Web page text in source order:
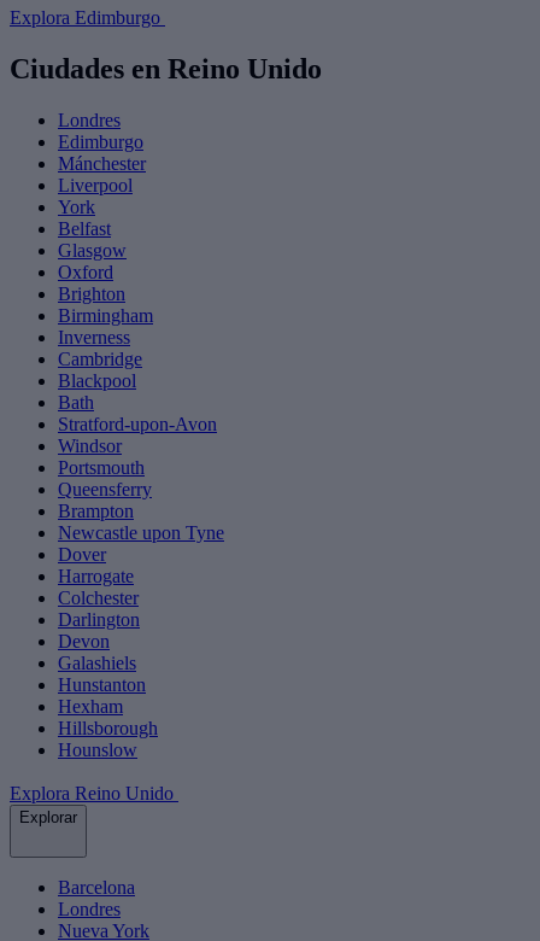
Explora Edimburgo
Ciudades en Reino Unido
Londres
Edimburgo
Mánchester
Liverpool
York
Belfast
Glasgow
Oxford
Brighton
Birmingham
Inverness
Cambridge
Blackpool
Bath
Stratford-upon-Avon
Windsor
Portsmouth
Queensferry
Brampton
Newcastle upon Tyne
Dover
Harrogate
Colchester
Darlington
Devon
Galashiels
Hunstanton
Hexham
Hillsborough
Hounslow
Explora Reino Unido
Explorar
Barcelona
Londres
Nueva York